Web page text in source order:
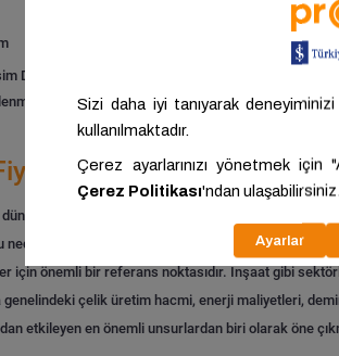
Demirin ton fiyatı, büyük miktarlarda demir
doğrudan etkili olmaktadır. Büyük
genelindeki demir çelik piyasalarındaki
nedenle sürekli olarak takip edilmesi gereken bir
için önemli bir referans noktasıdır. İnşaat gibi
genelindeki çelik üretim hacmi, enerji maliyetleri,
etkileyen en önemli unsurlardan biri olarak öne